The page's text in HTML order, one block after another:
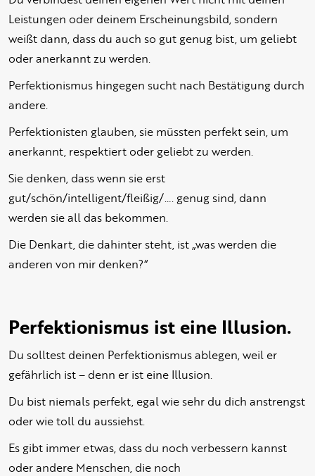
Leistungen oder deinem Erscheinungsbild, sondern
weißt dann, dass du auch so gut genug bist, um geliebt
oder anerkannt zu werden.
Perfektionismus hingegen sucht nach Bestätigung durch
andere.
Perfektionisten glauben, sie müssten perfekt sein, um
anerkannt, respektiert oder geliebt zu werden.
Sie denken, dass wenn sie erst
gut/schön/intelligent/fleißig/…. genug sind, dann
werden sie all das bekommen.
Die Denkart, die dahinter steht, ist „was werden die
anderen von mir denken?“
Perfektionismus ist eine Illusion.
Du solltest deinen Perfektionismus ablegen, weil er
gefährlich ist – denn er ist eine Illusion.
Du bist niemals perfekt, egal wie sehr du dich anstrengst
oder wie toll du aussiehst.
Es gibt immer etwas, dass du noch verbessern kannst
oder andere Menschen, die noch